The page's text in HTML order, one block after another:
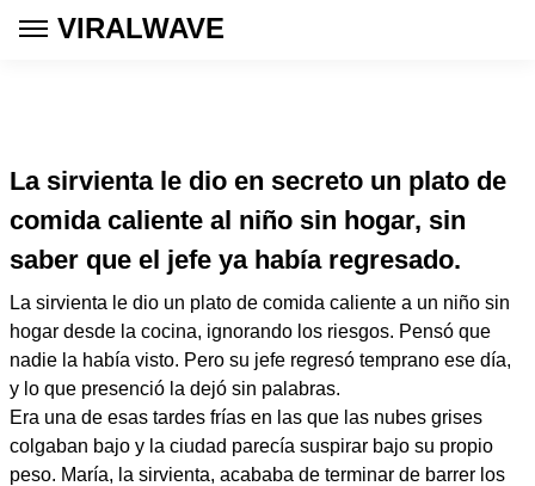
VIRALWAVE
La sirvienta le dio en secreto un plato de
comida caliente al niño sin hogar, sin
saber que el jefe ya había regresado.
La sirvienta le dio un plato de comida caliente a un niño sin
hogar desde la cocina, ignorando los riesgos. Pensó que
nadie la había visto. Pero su jefe regresó temprano ese día,
y lo que presenció la dejó sin palabras.
Era una de esas tardes frías en las que las nubes grises
colgaban bajo y la ciudad parecía suspirar bajo su propio
peso. María, la sirvienta, acababa de terminar de barrer los